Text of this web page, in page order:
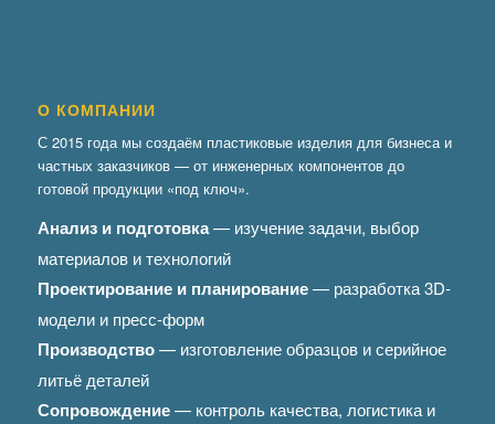
О КОМПАНИИ
С 2015 года мы создаём пластиковые изделия для бизнеса и
частных заказчиков — от инженерных компонентов до
готовой продукции «под ключ».
Анализ и подготовка— изучение задачи, выбор
материалов и технологий
Проектирование и планирование— разработка 3D-
модели и пресс-форм
Производство— изготовление образцов и серийное
литьё деталей
Сопровождение— контроль качества, логистика и